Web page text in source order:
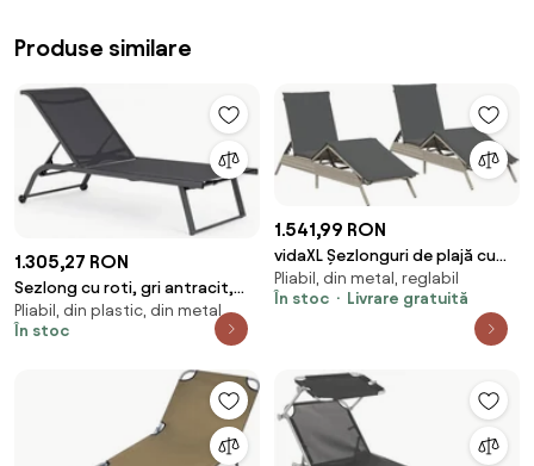
Produse similare
1.305,27 RON
Sezlong cu roti, gri antracit,
Taylor, Bizzotto
Pliabil, din plastic, din metal
În stoc
1.541,99 RON
vidaXL Șezlonguri de plajă cu
perne, 2 buc., gri deschis,
poliratan
Pliabil, din metal, reglabil
În stoc
Livrare gratuită